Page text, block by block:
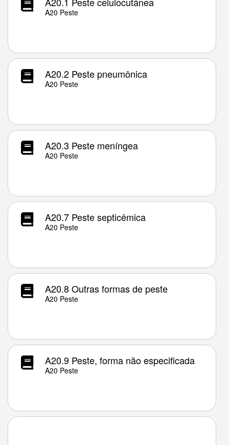
A20 Peste
A20.2 Peste pneumônica
A20 Peste
A20.3 Peste meníngea
A20 Peste
A20.7 Peste septicêmica
A20 Peste
A20.8 Outras formas de peste
A20 Peste
A20.9 Peste, forma não especificada
A20 Peste